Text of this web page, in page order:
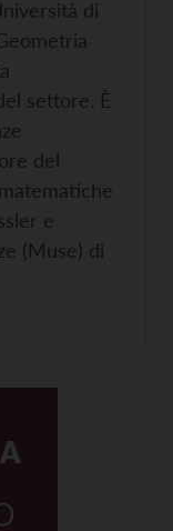
di
settore. È
del
e
(Muse) di